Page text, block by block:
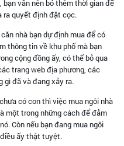
vẫn nên bỏ thêm thời gian để
ra quyết định đặt cọc.
nhà bạn dự định mua để có
thông tin về khu phố mà bạn
cộng đồng ấy, có thể bỏ qua
trang web địa phương, các
gì đã và đang xảy ra.
có con thì việc mua ngôi nhà
một trong những cách để đảm
Còn nếu bạn đang mua ngôi
ấy thật tuyệt.